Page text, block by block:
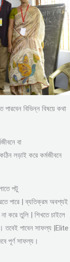
বিভিন্ন বিষয়ে কথা
বা
লড়াই করে কর্মজীবনে
পটু
পারে | ব্যতিক্রম অবশ্যই
করে তুলি | শিখতে চাইলে
তবেই পাবেন সাফল্য |Elite
পূর্ণ সাফল্য।